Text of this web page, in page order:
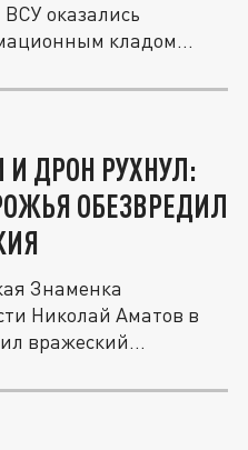
оказались
кладом
ДРОН РУХНУЛ:
ОБЕЗВРЕДИЛ
Знаменка
Николай Аматов в
вражеский